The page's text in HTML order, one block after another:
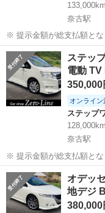
133,000km
奈古駅
※ 提示金額が総支払額とな
まず支払い能力がない、約
らない質問、値引き交渉
ださい。もしされた場合は
山口 萩市
ステッ
電動 TV
350,000
オンライン
ステップ
128,000km
奈古駅
※ 提示金額が総支払額とな
まず支払い能力がない、約
らない質問、値引き交渉
ださい。もしされた場合は
山口 萩市 奈古駅
オデッ
地デジ
380,000